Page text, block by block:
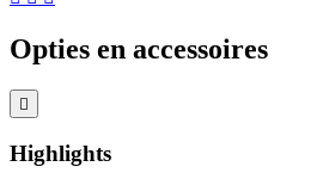
Opties en accessoires
Highlights